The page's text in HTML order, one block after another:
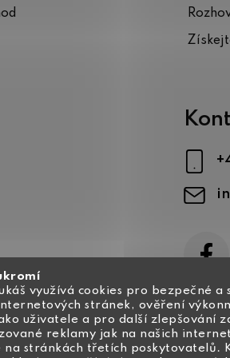
využívá cookies pro bezpečné a
stránek, ověření
uživatele a pro další zlepšování
reklamy jak na našich
na stránkách třetích poskytovatelů.